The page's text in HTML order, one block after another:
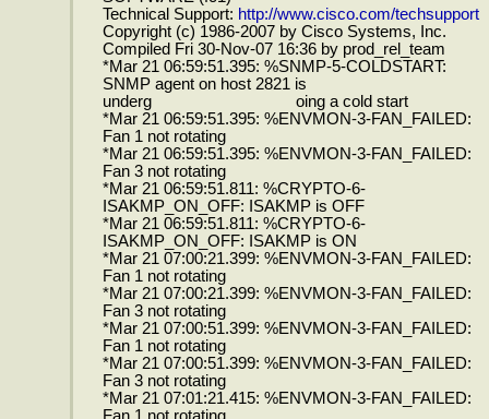
Technical Support: http://www.cisco.com/techsupport
Copyright (c) 1986-2007 by Cisco Systems, Inc.
Compiled Fri 30-Nov-07 16:36 by prod_rel_team
*Mar 21 06:59:51.395: %SNMP-5-COLDSTART:
SNMP agent on host 2821 is
underg oing a cold start
*Mar 21 06:59:51.395: %ENVMON-3-FAN_FAILED:
Fan 1 not rotating
*Mar 21 06:59:51.395: %ENVMON-3-FAN_FAILED:
Fan 3 not rotating
*Mar 21 06:59:51.811: %CRYPTO-6-
ISAKMP_ON_OFF: ISAKMP is OFF
*Mar 21 06:59:51.811: %CRYPTO-6-
ISAKMP_ON_OFF: ISAKMP is ON
*Mar 21 07:00:21.399: %ENVMON-3-FAN_FAILED:
Fan 1 not rotating
*Mar 21 07:00:21.399: %ENVMON-3-FAN_FAILED:
Fan 3 not rotating
*Mar 21 07:00:51.399: %ENVMON-3-FAN_FAILED:
Fan 1 not rotating
*Mar 21 07:00:51.399: %ENVMON-3-FAN_FAILED:
Fan 3 not rotating
*Mar 21 07:01:21.415: %ENVMON-3-FAN_FAILED: